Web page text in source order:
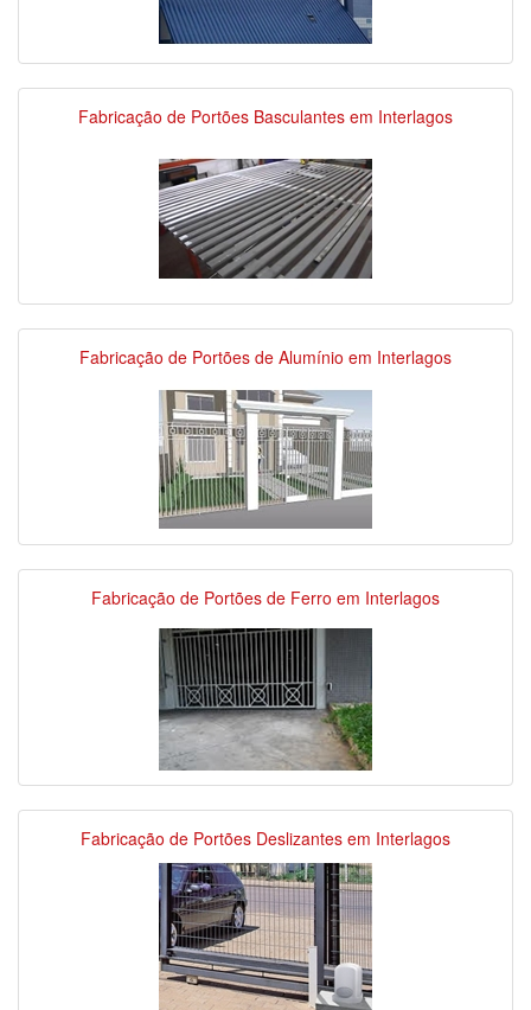
Fabricação de Portões Basculantes em Interlagos
Fabricação de Portões de Alumínio em Interlagos
Fabricação de Portões de Ferro em Interlagos
Fabricação de Portões Deslizantes em Interlagos